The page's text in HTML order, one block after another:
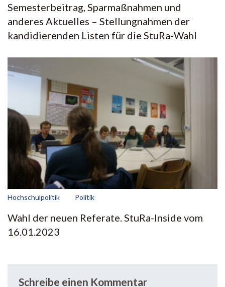
Semesterbeitrag, Sparmaßnahmen und
anderes Aktuelles – Stellungnahmen der
kandidierenden Listen für die StuRa-Wahl
Hochschulpolitik Politik
Wahl der neuen Referate. StuRa-Inside vom
16.01.2023
Schreibe einen Kommentar